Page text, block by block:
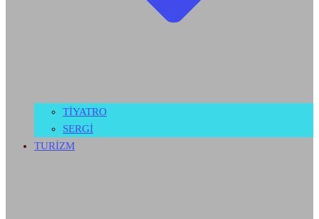
TİYATRO
SERGİ
TURİZM